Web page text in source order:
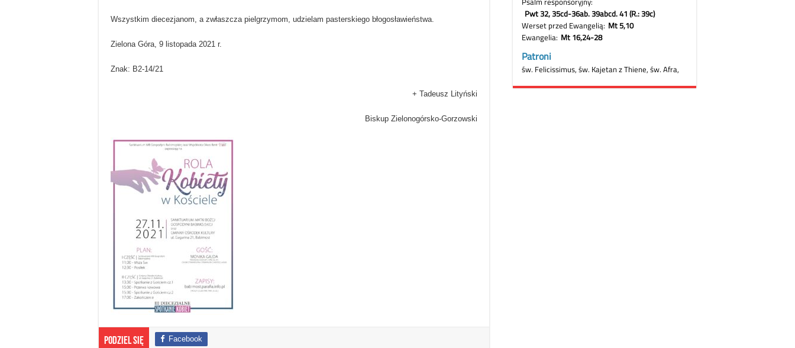
Wszystkim diecezjanom, a zwłaszcza pielgrzymom, udzielam pasterskiego błogosławieństwa.
Zielona Góra, 9 listopada 2021 r.
Znak: B2-14/21
+ Tadeusz Lityński
Biskup Zielonogórsko-Gorzowski
Podziel się Facebook